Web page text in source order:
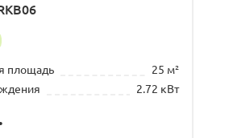
площадь
25 м²
2.72 кВт